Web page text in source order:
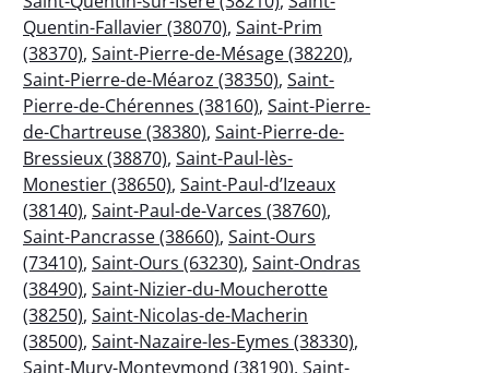
Quentin-Fallavier (38070), Saint-Prim
(38370), Saint-Pierre-de-Mésage (38220),
Saint-Pierre-de-Méaroz (38350), Saint-
Pierre-de-Chérennes (38160), Saint-Pierre-
de-Chartreuse (38380), Saint-Pierre-de-
Bressieux (38870), Saint-Paul-lès-
Monestier (38650), Saint-Paul-d’Izeaux
(38140), Saint-Paul-de-Varces (38760),
Saint-Pancrasse (38660), Saint-Ours
(73410), Saint-Ours (63230), Saint-Ondras
(38490), Saint-Nizier-du-Moucherotte
(38250), Saint-Nicolas-de-Macherin
(38500), Saint-Nazaire-les-Eymes (38330),
Saint-Mury-Monteymond (38190), Saint-